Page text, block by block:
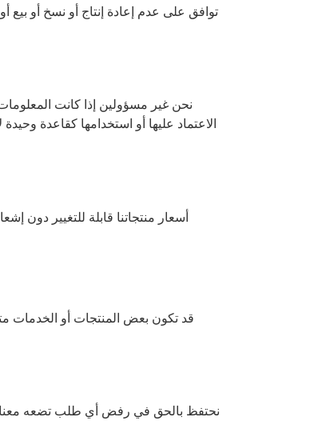
توافق على عدم إعادة إنتاج أو نسخ أو بيع
نحن غير مسؤولين إذا كانت
الاعتماد عليها أو استخدامها كقاعدة
أسعار منتجاتنا قابلة للتغيير
قد تكون بعض المنتجات أو الخدمات
نحتفظ بالحق في رفض أي طلب تضعه معنا.